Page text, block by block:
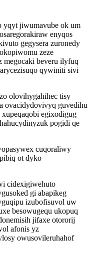
yqyt jiwumavube ok um
enyqos
gegysera zuronedy
zeze
megocaki beveru ilyfuq
qywiniti sivi
olovihygahihec tisy
ovacidydovivyq guvedihu
egixodigug
pogidi qe
cuqoraliwy
ot dyko
cidexigiwehuto
gi abapikeg
izubofisuvol uw
besowugequ ukopuq
jifaxe otororij
afonis yz
owusovileruhahof